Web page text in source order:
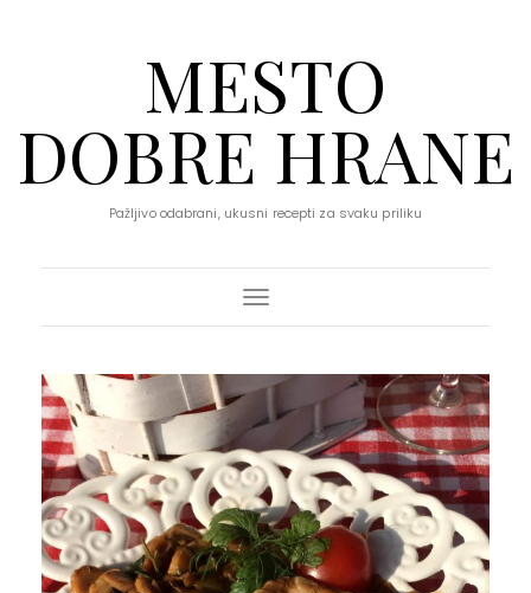
MESTO
DOBRE HRANE
Pažljivo odabrani, ukusni recepti za svaku priliku
Toggle Navigation